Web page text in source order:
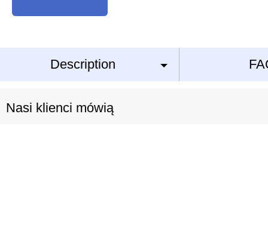
Description
Nasi klienci mówią